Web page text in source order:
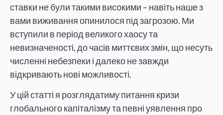
ставки не були такими високими – навіть наше з
вами виживання опинилося під загрозою. Ми
вступили в період великого хаосу та
невизначеності, до часів миттєвих змін, що несуть
численні небезпеки і далеко не завжди
відкривають нові можливості.
У цій статті я розглядатиму питання кризи
глобального капіталізму та певні уявлення про